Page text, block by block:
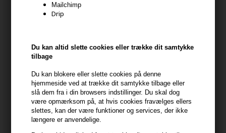
Mailchimp
Drip
Du kan altid slette cookies eller trække dit samtykke
tilbage
Du kan blokere eller slette cookies på denne
hjemmeside ved at trække dit samtykke tilbage eller
slå dem fra i din browsers indstillinger. Du skal dog
være opmærksom på, at hvis cookies fravælges ellers
slettes, kan der være funktioner og services, der ikke
længere er anvendelige.
Frisenborgvej 6A
kundeservice@hair247.dk
Tlf. 23839799 (hverdage 9-14)
Modtag tilbud mm
Tilmeld dig nyhedsbrev - du kan altid afmelde det igen.